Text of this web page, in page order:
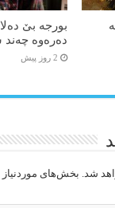
بورجە بێ
دەرەوە
2 روز پیش
شد. بخش‌های